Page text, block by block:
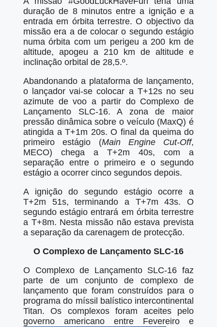
duração de 8 minutos entre a ignição e a
entrada em órbita terrestre. O objectivo da
missão era a de colocar o segundo estágio
numa órbita com um perigeu a 200 km de
altitude, apogeu a 210 km de altitude e
inclinação orbital de 28,5.º.
Abandonando a plataforma de lançamento,
o lançador vai-se colocar a T+12s no seu
azimute de voo a partir do Complexo de
Lançamento SLC-16. A zona de maior
pressão dinâmica sobre o veículo (MaxQ) é
atingida a T+1m 20s. O final da queima do
primeiro estágio (Main Engine Cut-Off,
MECO) chega a T+2m 40s, com a
separação entre o primeiro e o segundo
estágio a ocorrer cinco segundos depois.
A ignição do segundo estágio ocorre a
T+2m 51s, terminando a T+7m 43s. O
segundo estágio entrará em órbita terrestre
a T+8m. Nesta missão não estava prevista
a separação da carenagem de protecção.
O Complexo de Lançamento SLC-16
O Complexo de Lançamento SLC-16 faz
parte de um conjunto de complexo de
lançamento que foram construídos para o
programa do míssil balístico intercontinental
Titan. Os complexos foram aceites pelo
governo americano entre Fevereiro e